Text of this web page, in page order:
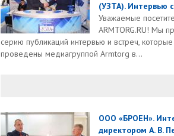
(УЗТА). Интервью
Уважаемые
ARMTORG.RU! Мы
серию публикаций интервью и встреч,
проведены медиагруппой Armtorg в...
ООО «БРОЕН».
директором А. В.